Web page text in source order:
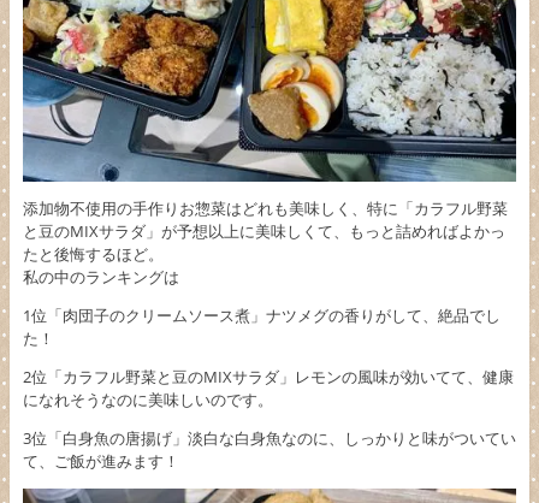
添加物不使用の手作りお惣菜はどれも美味しく、特に「カラフル野菜
と豆のMIXサラダ」が予想以上に美味しくて、もっと詰めればよかっ
たと後悔するほど。
私の中のランキングは
1位「肉団子のクリームソース煮」ナツメグの香りがして、絶品でし
た！
2位「カラフル野菜と豆のMIXサラダ」レモンの風味が効いてて、健康
になれそうなのに美味しいのです。
3位「白身魚の唐揚げ」淡白な白身魚なのに、しっかりと味がついてい
て、ご飯が進みます！